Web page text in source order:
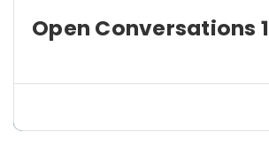
Open Conversations